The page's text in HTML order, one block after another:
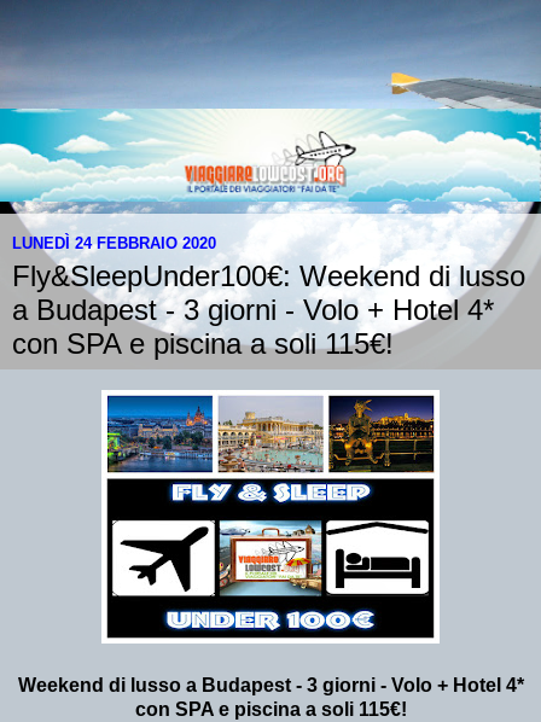
LUNEDÌ 24 FEBBRAIO 2020
Fly&SleepUnder100€: Weekend di lusso
a Budapest - 3 giorni - Volo + Hotel 4*
con SPA e piscina a soli 115€!
Weekend di lusso a Budapest - 3 giorni - Volo + Hotel 4*
con SPA e piscina a soli 115€!